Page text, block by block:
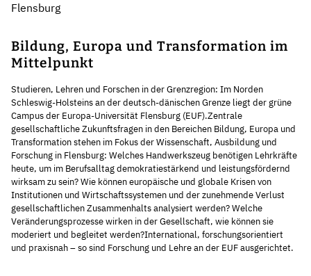
Flensburg
Bildung, Europa und Transformation im
Mittelpunkt
Studieren, Lehren und Forschen in der Grenzregion: Im Norden
Schleswig-Holsteins an der deutsch-dänischen Grenze liegt der grüne
Campus der Europa-Universität Flensburg (EUF).Zentrale
gesellschaftliche Zukunftsfragen in den Bereichen Bildung, Europa und
Transformation stehen im Fokus der Wissenschaft, Ausbildung und
Forschung in Flensburg: Welches Handwerkszeug benötigen Lehrkräfte
heute, um im Berufsalltag demokratiestärkend und leistungsfördernd
wirksam zu sein? Wie können europäische und globale Krisen von
Institutionen und Wirtschaftssystemen und der zunehmende Verlust
gesellschaftlichen Zusammenhalts analysiert werden? Welche
Veränderungsprozesse wirken in der Gesellschaft, wie können sie
moderiert und begleitet werden?International, forschungsorientiert
und praxisnah – so sind Forschung und Lehre an der EUF ausgerichtet.